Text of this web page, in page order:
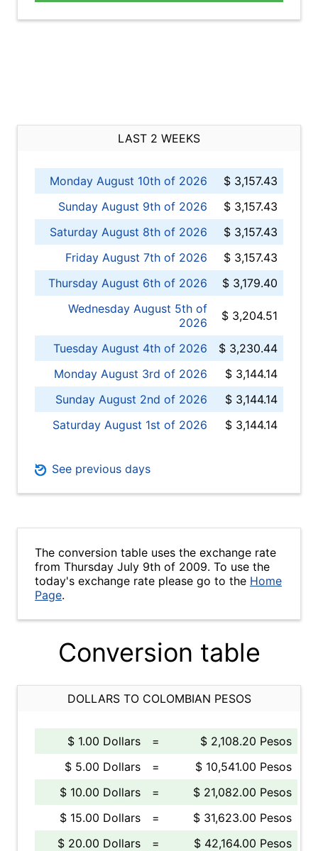
LAST 2 WEEKS
Monday August 10th of 2026
$ 3,157.43
Sunday August 9th of 2026
$ 3,157.43
Saturday August 8th of 2026
$ 3,157.43
Friday August 7th of 2026
$ 3,157.43
Thursday August 6th of 2026
$ 3,179.40
Wednesday August 5th of
2026
$ 3,204.51
Tuesday August 4th of 2026
$ 3,230.44
Monday August 3rd of 2026
$ 3,144.14
Sunday August 2nd of 2026
$ 3,144.14
Saturday August 1st of 2026
$ 3,144.14
See previous days
The conversion table uses the exchange rate
from Thursday July 9th of 2009. To use the
today's exchange rate please go to the Home
Page.
Conversion table
DOLLARS TO COLOMBIAN PESOS
$ 1.00 Dollars =
$ 2,108.20 Pesos
$ 5.00 Dollars
=
$ 10,541.00 Pesos
$ 10.00 Dollars
=
$ 21,082.00 Pesos
$ 15.00 Dollars
=
$ 31,623.00 Pesos
$ 20.00 Dollars
=
$ 42,164.00 Pesos